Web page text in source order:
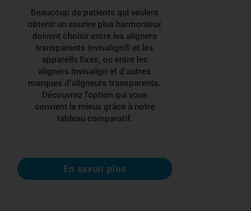
Beaucoup de patients qui veulent
obtenir un sourire plus harmonieux
doivent choisir entre les aligners
transparents Invisalign® et les
appareils fixes, ou entre les
aligners Invisalign et d’autres
marques d’aligneurs transparents.
Découvrez l'option qui vous
convient le mieux grâce à notre
tableau comparatif.
En savoir plus